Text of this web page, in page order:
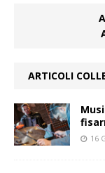
ARTICOLI
16